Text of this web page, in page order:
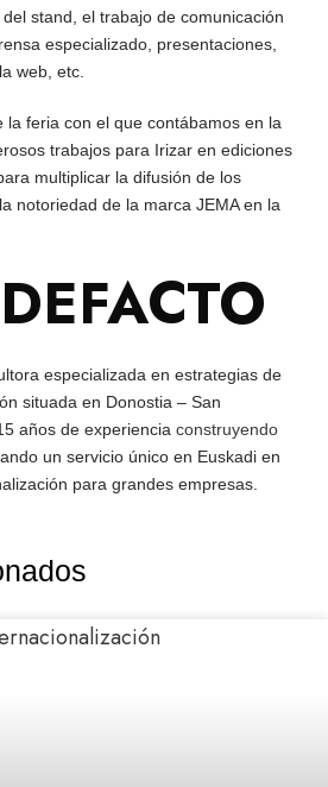
stand, el trabajo de comunicación
especializado, presentaciones,
web, etc.
la feria con el que contábamos en la
trabajos para Irizar en ediciones
multiplicar la difusión de los
notoriedad de la marca JEMA en la
especializada en estrategias de
situada en Donostia – San
años de experienciaconstruyendo
un servicio único en Euskadi en
para grandes empresas.